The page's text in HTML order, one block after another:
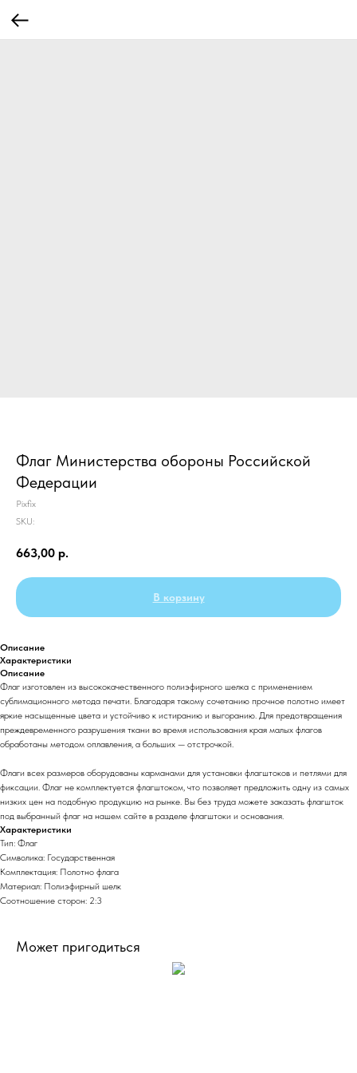
Флаг Министерства обороны Российской
Федерации
Pixfix
SKU:
663,00 р.
В корзину
Описание
Характеристики
Описание
Флаг изготовлен из высококачественного полиэфирного шелка с применением
сублимационного метода печати. Благодаря такому сочетанию прочное полотно имеет
яркие насыщенные цвета и устойчиво к истиранию и выгоранию. Для предотвращения
преждевременного разрушения ткани во время использования края малых флагов
обработаны методом оплавления, а больших — отстрочкой.
Флаги всех размеров оборудованы карманами для установки флагштоков и петлями для
фиксации. Флаг не комплектуется флагштоком, что позволяет предложить одну из самых
низких цен на подобную продукцию на рынке. Вы без труда можете заказать флагшток
под выбранный флаг на нашем сайте в разделе флагштоки и основания.
Характеристики
Тип: Флаг
Символика: Государственная
Комплектация: Полотно флага
Материал: Полиэфирный шелк
Соотношение сторон: 2:3
Может пригодиться